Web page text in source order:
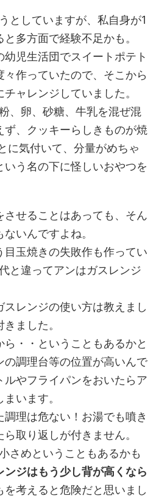
としていますが、私自身が1
多方面で経験不足かも。
児生活団でスイートポテト
々作っていたので、そこから
ャレンジしていました。
、卵、砂糖、牛乳を混ぜ混
ず、クッキーらしきものが焼
に気付いて、分量がめちゃ
う名の下に怪しいおやつを
せることはあっても、そん
いんですよね。
目玉焼きの失敗作も作ってい
と違ってアンはガスレンジ
レンジの使い方は教えまし
ました。
・・ということもあるかと
の調理台等の位置が高いんで
やフライパンをおいたらア
います。
理は危ない！お湯でも噴き
取り返しが付きません。
さめということもあるかも
ンジはもう少し背が高くなら
を考えると危険だと思いまし